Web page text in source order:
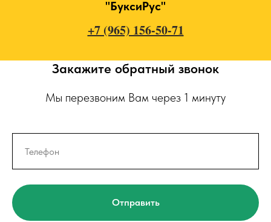
"БуксиРус"
+7 (965) 156-50-71
Закажите обратный звонок
Мы перезвоним Вам через 1 минуту
Отправить